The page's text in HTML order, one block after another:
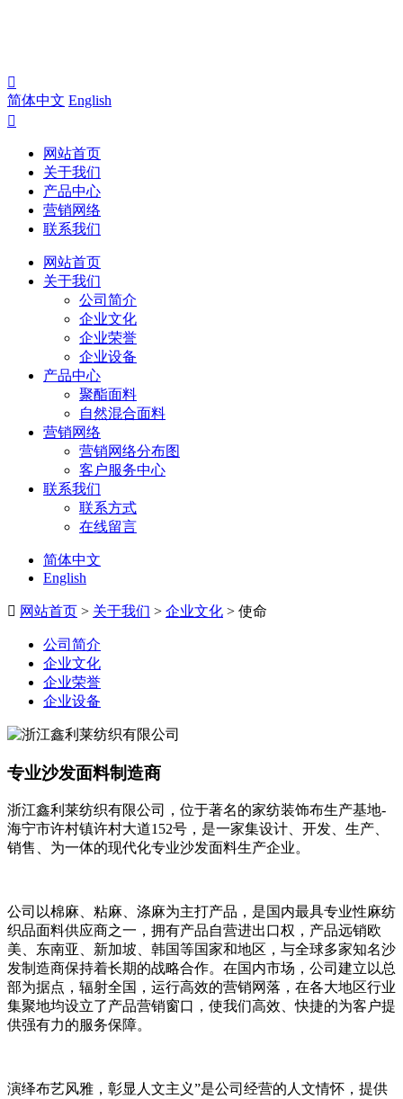

简体中文 English

网站首页
关于我们
产品中心
营销网络
联系我们
网站首页
关于我们
公司简介
企业文化
企业荣誉
企业设备
产品中心
聚酯面料
自然混合面料
营销网络
营销网络分布图
客户服务中心
联系我们
联系方式
在线留言
简体中文
English
 网站首页 > 关于我们 > 企业文化 > 使命
公司简介
企业文化
企业荣誉
企业设备
浙江鑫利莱纺织有限公司
专业沙发面料制造商
浙江鑫利莱纺织有限公司，位于著名的家纺装饰布生产基地-
海宁市许村镇许村大道152号，是一家集设计、开发、生产、
销售、为一体的现代化专业沙发面料生产企业。
公司以棉麻、粘麻、涤麻为主打产品，是国内最具专业性麻纺
织品面料供应商之一，拥有产品自营进出口权，产品远销欧
美、东南亚、新加坡、韩国等国家和地区，与全球多家知名沙
发制造商保持着长期的战略合作。在国内市场，公司建立以总
部为据点，辐射全国，运行高效的营销网落，在各大地区行业
集聚地均设立了产品营销窗口，使我们高效、快捷的为客户提
供强有力的服务保障。
演绎布艺风雅，彰显人文主义”是公司经营的人文情怀，提供